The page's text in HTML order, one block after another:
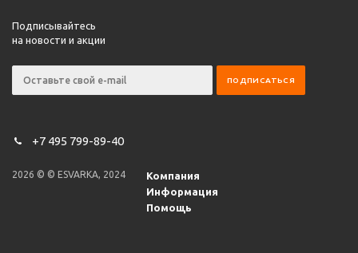
Подписывайтесь
на новости и акции
+7 495 799-89-40
2026 © © ESVARKA, 2024
Компания
Информация
Помощь